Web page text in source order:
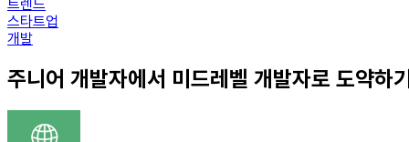
트렌드
스타트업
개발
주니어 개발자에서 미드레벨 개발자로 도약하